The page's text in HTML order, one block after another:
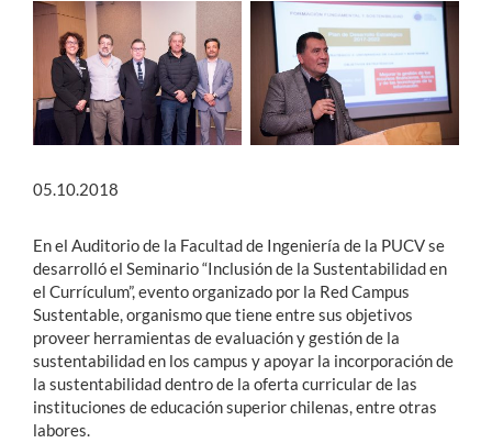
05.10.2018
En el Auditorio de la Facultad de Ingeniería de la PUCV se
desarrolló el Seminario “Inclusión de la Sustentabilidad en
el Currículum”, evento organizado por la Red Campus
Sustentable, organismo que tiene entre sus objetivos
proveer herramientas de evaluación y gestión de la
sustentabilidad en los campus y apoyar la incorporación de
la sustentabilidad dentro de la oferta curricular de las
instituciones de educación superior chilenas, entre otras
labores.